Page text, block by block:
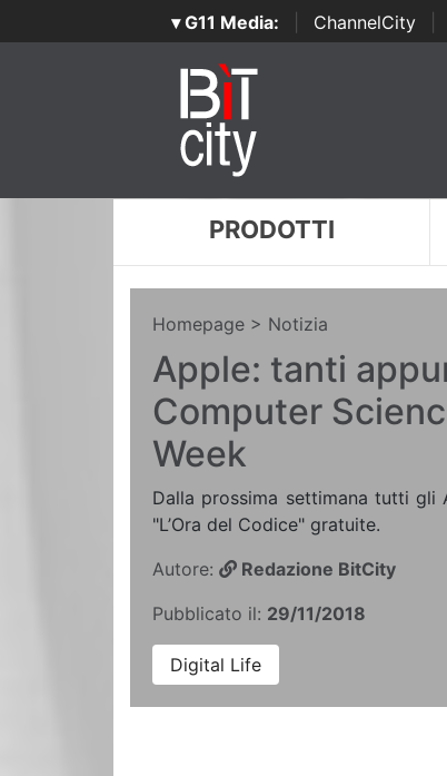
▾ G11 Media: ChannelCity
PRODOTTI
Homepage > Notizia
Apple: tanti
Computer
Week
Dalla prossima settimana tutti gli
"L’Ora del Codice" gratuite.
Autore:
Redazione BitCity
Pubblicato il: 29/11/2018
Digital Life